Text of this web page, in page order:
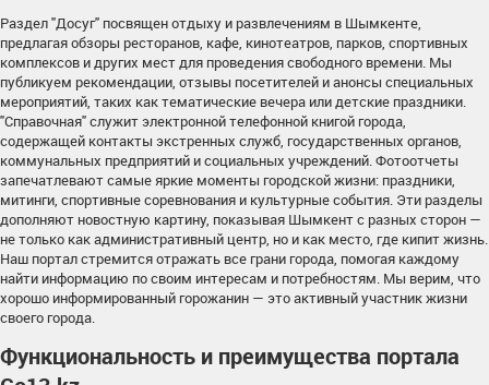
Раздел "Досуг" посвящен отдыху и развлечениям в Шымкенте,
предлагая обзоры ресторанов, кафе, кинотеатров, парков, спортивных
комплексов и других мест для проведения свободного времени. Мы
публикуем рекомендации, отзывы посетителей и анонсы специальных
мероприятий, таких как тематические вечера или детские праздники.
"Справочная" служит электронной телефонной книгой города,
содержащей контакты экстренных служб, государственных органов,
коммунальных предприятий и социальных учреждений. Фотоотчеты
запечатлевают самые яркие моменты городской жизни: праздники,
митинги, спортивные соревнования и культурные события. Эти разделы
дополняют новостную картину, показывая Шымкент с разных сторон —
не только как административный центр, но и как место, где кипит жизнь.
Наш портал стремится отражать все грани города, помогая каждому
найти информацию по своим интересам и потребностям. Мы верим, что
хорошо информированный горожанин — это активный участник жизни
своего города.
Функциональность и преимущества портала